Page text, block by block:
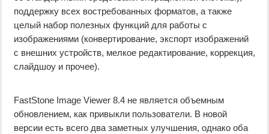
поддержку всех востребованных форматов, а также
целый набор полезных функций для работы с
изображениями (конвертирование, экспорт изображений
с внешних устройств, мелкое редактирование, коррекция,
слайдшоу и прочее).
FastStone Image Viewer 8.4 не является объемным
обновлением, как привыкли пользователи. В новой
версии есть всего два заметных улучшения, однако оба